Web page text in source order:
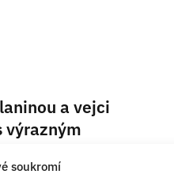
soukromí
a vejci
výrazným